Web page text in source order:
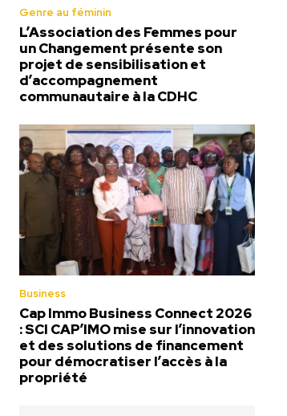
Genre au féminin
L’Association des Femmes pour
un Changement présente son
projet de sensibilisation et
d’accompagnement
communautaire à la CDHC
Business
Cap Immo Business Connect 2026
: SCI CAP’IMO mise sur l’innovation
et des solutions de financement
pour démocratiser l’accès à la
propriété